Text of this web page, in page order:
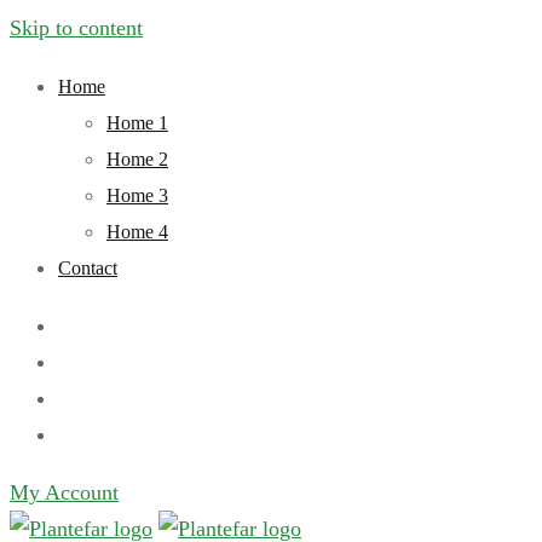
Skip to content
Home
Home 1
Home 2
Home 3
Home 4
Contact
My Account